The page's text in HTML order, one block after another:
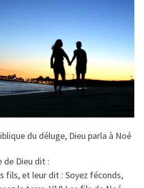
du déluge, Dieu parla à Noé
de Dieu dit :
fils, et leur dit : Soyez féconds,